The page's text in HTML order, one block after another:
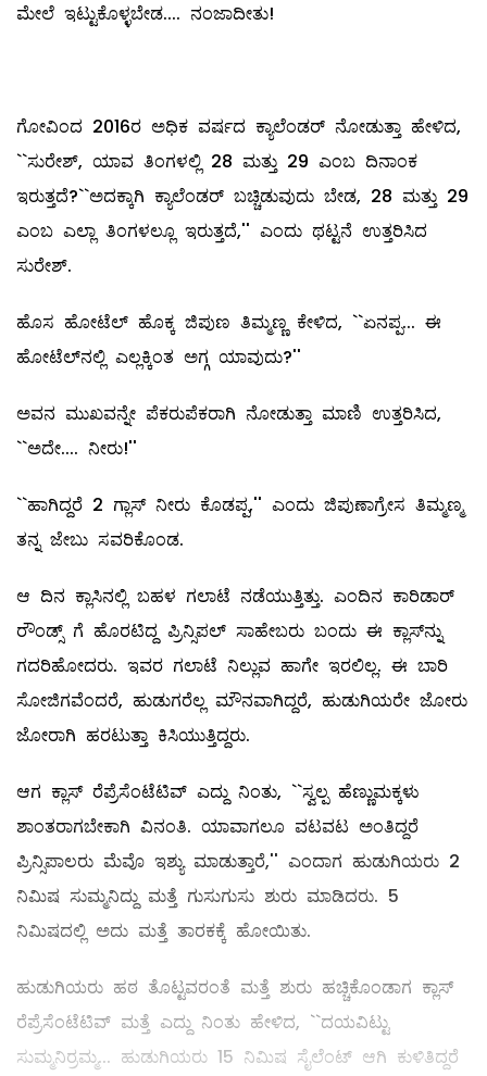
ಮೇಲೆ ಇಟ್ಟುಕೊಳ್ಳಬೇಡ.... ನಂಜಾದೀತು!
ಗೋವಿಂದ 2016ರ ಅಧಿಕ ವರ್ಷದ ಕ್ಯಾಲೆಂಡರ್‌ ನೋಡುತ್ತಾ ಹೇಳಿದ,
``ಸುರೇಶ್‌, ಯಾವ ತಿಂಗಳಲ್ಲಿ 28 ಮತ್ತು 29 ಎಂಬ ದಿನಾಂಕ
ಇರುತ್ತದೆ?``ಅದಕ್ಕಾಗಿ ಕ್ಯಾಲೆಂಡರ್‌ ಬಚ್ಚಿಡುವುದು ಬೇಡ, 28 ಮತ್ತು 29
ಎಂಬ ಎಲ್ಲಾ ತಿಂಗಳಲ್ಲೂ ಇರುತ್ತದೆ,'' ಎಂದು ಥಟ್ಟನೆ ಉತ್ತರಿಸಿದ
ಸುರೇಶ್‌.
ಹೊಸ ಹೋಟೆಲ್ ‌ಹೊಕ್ಕ ಜಿಪುಣ ತಿಮ್ಮಣ್ಣ ಕೇಳಿದ, ``ಏನಪ್ಪ... ಈ
ಹೋಟೆಲ್‌ನಲ್ಲಿ ಎಲ್ಲಕ್ಕಿಂತ ಅಗ್ಗ ಯಾವುದು?''
ಅವನ ಮುಖವನ್ನೇ ಪೆಕರುಪೆಕರಾಗಿ ನೋಡುತ್ತಾ ಮಾಣಿ ಉತ್ತರಿಸಿದ,
``ಅದೇ.... ನೀರು!''
``ಹಾಗಿದ್ದರೆ 2 ಗ್ಲಾಸ್‌ ನೀರು ಕೊಡಪ್ಪ,'' ಎಂದು ಜಿಪುಣಾಗ್ರೇಸ ತಿಮ್ಮಣ್ಮ
ತನ್ನ ಜೇಬು ಸವರಿಕೊಂಡ.
ಆ ದಿನ ಕ್ಲಾಸಿನಲ್ಲಿ ಬಹಳ ಗಲಾಟೆ ನಡೆಯುತ್ತಿತ್ತು. ಎಂದಿನ ಕಾರಿಡಾರ್‌
ರೌಂಡ್ಸ್ ಗೆ ಹೊರಟಿದ್ದ ಪ್ರಿನ್ಸಿಪಲ್ ಸಾಹೇಬರು ಬಂದು ಈ ಕ್ಲಾಸ್‌ನ್ನು
ಗದರಿಹೋದರು. ಇವರ ಗಲಾಟೆ ನಿಲ್ಲುವ ಹಾಗೇ ಇರಲಿಲ್ಲ. ಈ ಬಾರಿ
ಸೋಜಿಗವೆಂದರೆ, ಹುಡುಗರೆಲ್ಲ ಮೌನವಾಗಿದ್ದರೆ, ಹುಡುಗಿಯರೇ ಜೋರು
ಜೋರಾಗಿ ಹರಟುತ್ತಾ ಕಿಸಿಯುತ್ತಿದ್ದರು.
ಆಗ ಕ್ಲಾಸ್‌ ರೆಪ್ರೆಸೆಂಟೆಟಿವ್ ‌ಎದ್ದು ನಿಂತು, ``ಸ್ವಲ್ಪ ಹೆಣ್ಣುಮಕ್ಕಳು
ಶಾಂತರಾಗಬೇಕಾಗಿ ವಿನಂತಿ. ಯಾವಾಗಲೂ ವಟವಟ ಅಂತಿದ್ದರೆ
ಪ್ರಿನ್ಸಿಪಾಲರು ಮೆವೊ ಇಶ್ಯು ಮಾಡುತ್ತಾರೆ,'' ಎಂದಾಗ ಹುಡುಗಿಯರು 2
ನಿಮಿಷ ಸುಮ್ಮನಿದ್ದು ಮತ್ತೆ ಗುಸುಗುಸು ಶುರು ಮಾಡಿದರು. 5
ನಿಮಿಷದಲ್ಲಿ ಅದು ಮತ್ತೆ ತಾರಕಕ್ಕೆ ಹೋಯಿತು.
ಹುಡುಗಿಯರು ಹಠ ತೊಟ್ಟವರಂತೆ ಮತ್ತೆ ಶುರು ಹಚ್ಚಿಕೊಂಡಾಗ ಕ್ಲಾಸ್‌
ರೆಪ್ರೆಸೆಂಟೆಟಿವ್ ‌ಮತ್ತೆ ಎದ್ದು ನಿಂತು ಹೇಳಿದ, ``ದಯವಿಟ್ಟು
ಸುಮ್ಮನಿರ್ರಮ್ಮ... ಹುಡುಗಿಯರು 15 ನಿಮಿಷ ಸೈಲೆಂಟ್‌ ಆಗಿ ಕುಳಿತಿದ್ದರೆ